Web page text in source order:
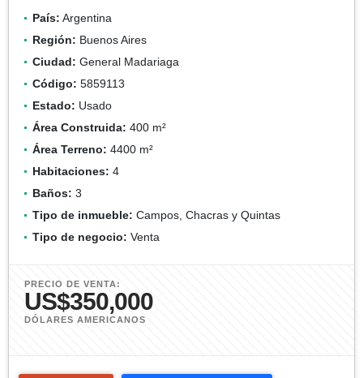
País: Argentina
Región: Buenos Aires
Ciudad: General Madariaga
Código: 5859113
Estado: Usado
Área Construida: 400 m²
Área Terreno: 4400 m²
Habitaciones: 4
Baños: 3
Tipo de inmueble: Campos, Chacras y Quintas
Tipo de negocio: Venta
PRECIO DE VENTA:
US$350,000
DÓLARES AMERICANOS